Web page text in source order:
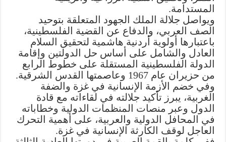
المستدامة.
ويواصل جلالة الملك الجهود المتعلقة بتوحيد
الصف العربي، والدفاع عن القضية الفلسطينية،
باعتبارها أولوية أردنية هاشمية لتحقيق السلام
العادل والشامل على أساس حل الدولتين وإقامة
الدولة الفلسطينية المستقلة على خطوط الرابع
من حزيران عام 1967 وعاصمتها القدس الشرقية.
وفي خضم الأزمة الإنسانية في غزة والضفة
الغربية، يبرز تأكيد جلالته في لقاءاته مع قادة
الدول وعبر منصات المنظمات الدولية وخطاباته
في المحافل الدولية والعربية، على أهمية التحرك
العاجل لوقف الكارثة الإنسانية في غزة.